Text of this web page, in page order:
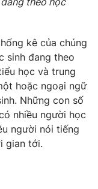
số 483/GP-BTTTT
Quốc Thắng,
932
kê của chúng
sinh đang theo
học và trung
hoặc ngoại ngữ
Những con số
nhiều người học
người nói tiếng
gian tới.